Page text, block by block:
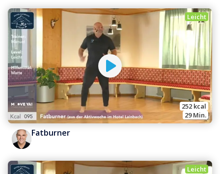
Leicht
252 kcal
29 Min.
Fatburner
Leicht